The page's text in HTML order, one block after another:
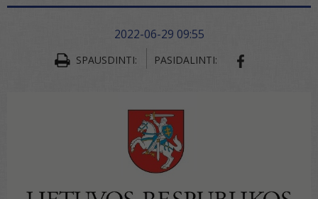
2022-06-29 09:55
SPAUSDINTI: PASIDALINTI: